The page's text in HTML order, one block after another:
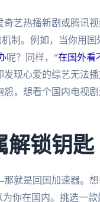
艺热播新剧或腾讯
制。例如，当你用
呢？同样，“在国外看
现心爱的综艺无法
，想看个国内电视
解锁钥匙
就是回国加速器。
你在国内。挑选一